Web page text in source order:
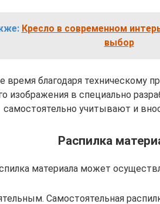
Кресло в современном
выбор
время благодаря техническому
изображения в специально
самостоятельно учитывают и
Распилка
материала может
Самостоятельная